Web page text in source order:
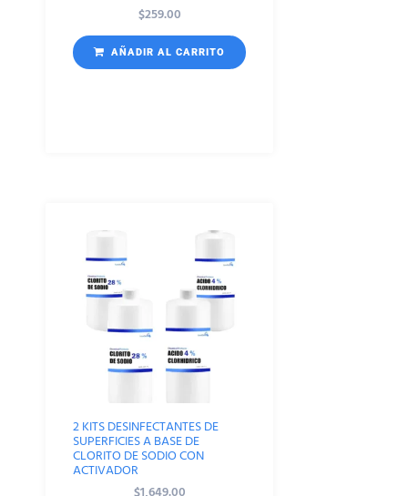
$259.00
AÑADIR AL CARRITO
2 KITS DESINFECTANTES DE
SUPERFICIES A BASE DE
CLORITO DE SODIO CON
ACTIVADOR